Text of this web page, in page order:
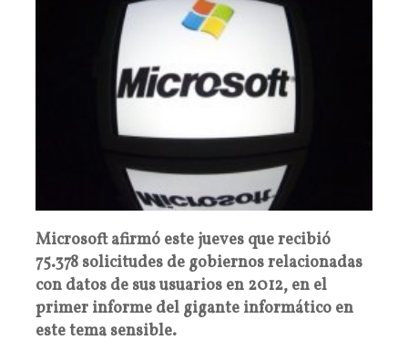
Microsoft afirmó este jueves que recibió
75.378 solicitudes de gobiernos relacionadas
con datos de sus usuarios en 2012, en el
primer informe del gigante informático en
este tema sensible.